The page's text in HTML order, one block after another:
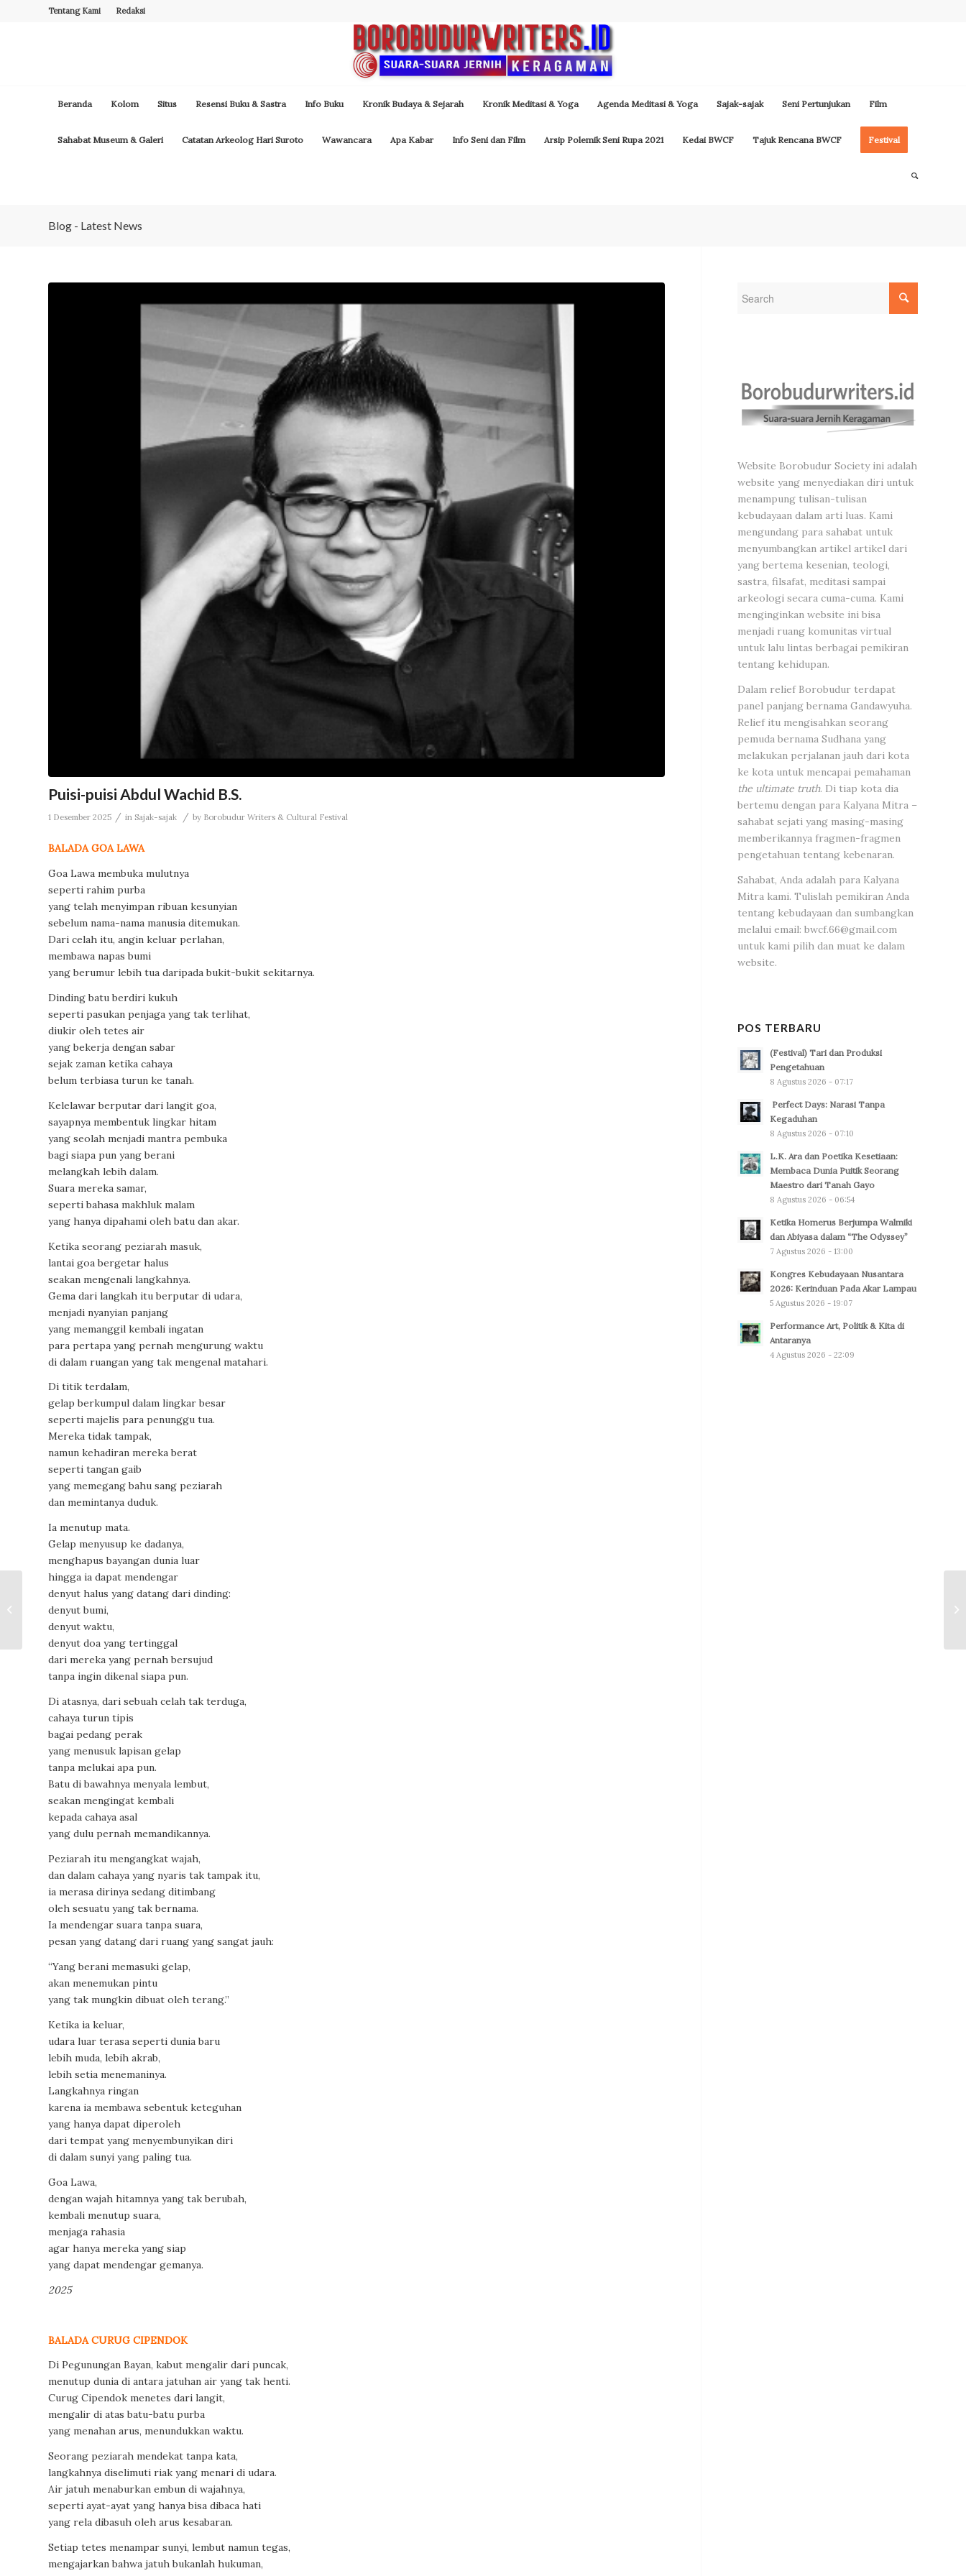
Tentang Kami Redaksi
Beranda Kolom Situs Resensi Buku & Sastra Info Buku Kronik Budaya & Sejarah Kronik Meditasi & Yoga Agenda Meditasi & Yoga Sajak-sajak Seni Pertunjukan Film
Sahabat Museum & Galeri Catatan Arkeolog Hari Suroto Wawancara Apa Kabar Info Seni dan Film Arsip Polemik Seni Rupa 2021 Kedai BWCF Tajuk Rencana BWCF Festival
Blog - Latest News
Puisi-puisi Abdul Wachid B.S.
1 Desember 2025 / in Sajak-sajak / by Borobudur Writers & Cultural Festival
BALADA GOA LAWA
Goa Lawa membuka mulutnya
seperti rahim purba
yang telah menyimpan ribuan kesunyian
sebelum nama-nama manusia ditemukan.
Dari celah itu, angin keluar perlahan,
membawa napas bumi
yang berumur lebih tua daripada bukit-bukit sekitarnya.
Dinding batu berdiri kukuh
seperti pasukan penjaga yang tak terlihat,
diukir oleh tetes air
yang bekerja dengan sabar
sejak zaman ketika cahaya
belum terbiasa turun ke tanah.
Kelelawar berputar dari langit goa,
sayapnya membentuk lingkar hitam
yang seolah menjadi mantra pembuka
bagi siapa pun yang berani
melangkah lebih dalam.
Suara mereka samar,
seperti bahasa makhluk malam
yang hanya dipahami oleh batu dan akar.
Ketika seorang peziarah masuk,
lantai goa bergetar halus
seakan mengenali langkahnya.
Gema dari langkah itu berputar di udara,
menjadi nyanyian panjang
yang memanggil kembali ingatan
para pertapa yang pernah mengurung waktu
di dalam ruangan yang tak mengenal matahari.
Di titik terdalam,
gelap berkumpul dalam lingkar besar
seperti majelis para penunggu tua.
Mereka tidak tampak,
namun kehadiran mereka berat
seperti tangan gaib
yang memegang bahu sang peziarah
dan memintanya duduk.
Ia menutup mata.
Gelap menyusup ke dadanya,
menghapus bayangan dunia luar
hingga ia dapat mendengar
denyut halus yang datang dari dinding:
denyut bumi,
denyut waktu,
denyut doa yang tertinggal
dari mereka yang pernah bersujud
tanpa ingin dikenal siapa pun.
Di atasnya, dari sebuah celah tak terduga,
cahaya turun tipis
bagai pedang perak
yang menusuk lapisan gelap
tanpa melukai apa pun.
Batu di bawahnya menyala lembut,
seakan mengingat kembali
kepada cahaya asal
yang dulu pernah memandikannya.
Peziarah itu mengangkat wajah,
dan dalam cahaya yang nyaris tak tampak itu,
ia merasa dirinya sedang ditimbang
oleh sesuatu yang tak bernama.
Ia mendengar suara tanpa suara,
pesan yang datang dari ruang yang sangat jauh:
“Yang berani memasuki gelap,
akan menemukan pintu
yang tak mungkin dibuat oleh terang.”
Ketika ia keluar,
udara luar terasa seperti dunia baru
lebih muda, lebih akrab,
lebih setia menemaninya.
Langkahnya ringan
karena ia membawa sebentuk keteguhan
yang hanya dapat diperoleh
dari tempat yang menyembunyikan diri
di dalam sunyi yang paling tua.
Goa Lawa,
dengan wajah hitamnya yang tak berubah,
kembali menutup suara,
menjaga rahasia
agar hanya mereka yang siap
yang dapat mendengar gemanya.
2025
BALADA CURUG CIPENDOK
Di Pegunungan Bayan, kabut mengalir dari puncak,
menutup dunia di antara jatuhan air yang tak henti.
Curug Cipendok menetes dari langit,
mengalir di atas batu-batu purba
yang menahan arus, menundukkan waktu.
Seorang peziarah mendekat tanpa kata,
langkahnya diselimuti riak yang menari di udara.
Air jatuh menaburkan embun di wajahnya,
seperti ayat-ayat yang hanya bisa dibaca hati
yang rela dibasuh oleh arus kesabaran.
Setiap tetes menampar sunyi, lembut namun tegas,
mengajarkan bahwa jatuh bukanlah hukuman,
Website Borobudur Society ini adalah
website yang menyediakan diri untuk
menampung tulisan-tulisan
kebudayaan dalam arti luas. Kami
mengundang para sahabat untuk
menyumbangkan artikel artikel dari
yang bertema kesenian, teologi,
sastra, filsafat, meditasi sampai
arkeologi secara cuma-cuma. Kami
menginginkan website ini bisa
menjadi ruang komunitas virtual
untuk lalu lintas berbagai pemikiran
tentang kehidupan.
Dalam relief Borobudur terdapat
panel panjang bernama Gandawyuha.
Relief itu mengisahkan seorang
pemuda bernama Sudhana yang
melakukan perjalanan jauh dari kota
ke kota untuk mencapai pemahaman
the ultimate truth. Di tiap kota dia
bertemu dengan para Kalyana Mitra –
sahabat sejati yang masing-masing
memberikannya fragmen-fragmen
pengetahuan tentang kebenaran.
Sahabat, Anda adalah para Kalyana
Mitra kami. Tulislah pemikiran Anda
tentang kebudayaan dan sumbangkan
melalui email: bwcf.66@gmail.com
untuk kami pilih dan muat ke dalam
website.
POS TERBARU
(Festival) Tari dan Produksi
Pengetahuan
8 Agustus 2026 - 07:17
Perfect Days: Narasi Tanpa
Kegaduhan
8 Agustus 2026 - 07:10
L.K. Ara dan Poetika Kesetiaan:
Membaca Dunia Puitik Seorang
Maestro dari Tanah Gayo
8 Agustus 2026 - 06:54
Ketika Homerus Berjumpa Walmiki
dan Abiyasa dalam “The Odyssey”
7 Agustus 2026 - 13:00
Kongres Kebudayaan Nusantara
2026: Kerinduan Pada Akar Lampau
5 Agustus 2026 - 19:07
Performance Art, Politik & Kita di
Antaranya
4 Agustus 2026 - 22:09
Kemilau Toeti Heraty
92 Tahun: Pameran
‘Menyingkap Pretensi’